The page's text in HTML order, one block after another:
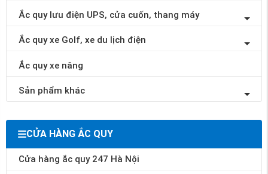
Ắc quy lưu điện UPS, cửa cuốn, thang máy
Ắc quy xe Golf, xe du lịch điện
Ắc quy xe nâng
Sản phẩm khác
CỬA HÀNG ẮC QUY
Cửa hàng ắc quy 247 Hà Nội